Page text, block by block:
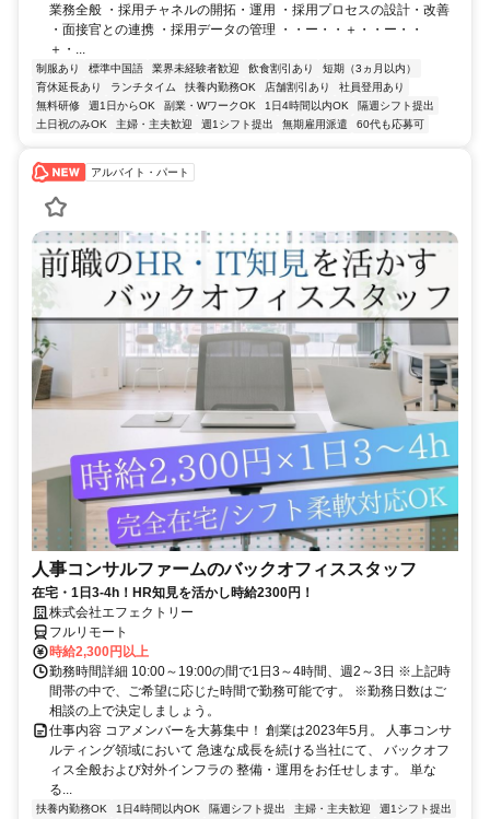
業務全般 ・採用チャネルの開拓・運用 ・採用プロセスの設計・改善
・面接官との連携 ・採用データの管理 ・・ー・・＋・・ー・・
＋・...
制服あり 標準中国語 業界未経験者歓迎 飲食割引あり
短期（3ヵ月以内）
育休延長あり
ランチタイム 扶養内勤務OK 店舗割引あり
社員登用あり
無料研修
週1日からOK 副業・WワークOK 1日4時間以内OK
隔週シフト提出
土日祝のみOK
主婦・主夫歓迎 週1シフト提出 無期雇用派遣 60代も応募可
アルバイト・パート
人事コンサルファームのバックオフィススタッフ
在宅・1日3-4h！HR知見を活かし時給2300円！
株式会社エフェクトリー
フルリモート
時給2,300円以上
勤務時間詳細 10:00～19:00の間で1日3～4時間、週2～3日 ※上記時
間帯の中で、ご希望に応じた時間で勤務可能です。 ※勤務日数はご
相談の上で決定しましょう。
仕事内容 コアメンバーを大募集中！ 創業は2023年5月。 人事コンサ
ルティング領域において 急速な成長を続ける当社にて、 バックオフ
ィス全般および対外インフラの 整備・運用をお任せします。 単な
る...
扶養内勤務OK 1日4時間以内OK 隔週シフト提出 主婦・主夫歓迎
週1シフト提出